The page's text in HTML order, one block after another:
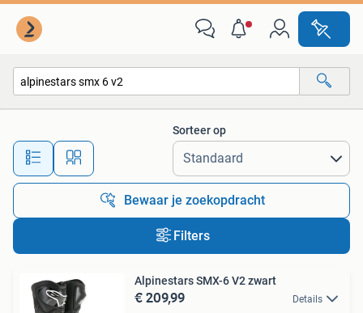
Alle afstanden…
Sorteer op
Bewaar je zoekopdracht
Filters
Alpinestars SMX-6 V2 zwart
€ 209,99 Details